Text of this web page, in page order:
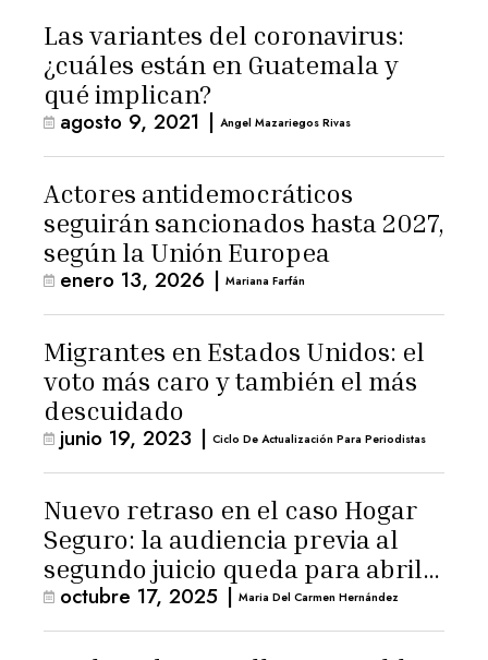
Las variantes del coronavirus:
¿cuáles están en Guatemala y
qué implican?
agosto 9, 2021 | Angel Mazariegos Rivas
Actores antidemocráticos
seguirán sancionados hasta 2027,
según la Unión Europea
enero 13, 2026 | Mariana Farfán
Migrantes en Estados Unidos: el
voto más caro y también el más
descuidado
junio 19, 2023 | Ciclo De Actualización Para Periodistas
Nuevo retraso en el caso Hogar
Seguro: la audiencia previa al
segundo juicio queda para abril
de 2026
octubre 17, 2025 | Maria Del Carmen Hernández